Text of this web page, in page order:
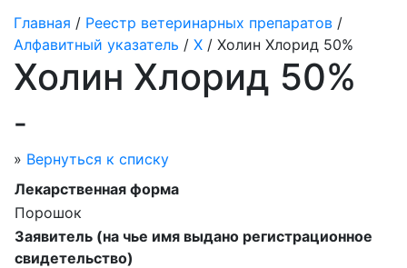
Главная / Реестр ветеринарных препаратов /
Алфавитный указатель / Х / Холин Хлорид 50%
Холин Хлорид 50%
-
» Вернуться к списку
Лекарственная форма
Порошок
Заявитель (на чье имя выдано регистрационное
свидетельство)